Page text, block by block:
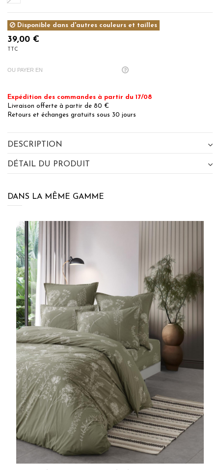
Disponible dans d'autres couleurs et tailles
39,00 €
TTC
OU PAYER EN
Expédition des commandes à partir du 17/08
Livraison offerte à partir de 80 €
Retours et échanges gratuits sous 30 jours
DESCRIPTION
DÉTAIL DU PRODUIT
DANS LA MÊME GAMME